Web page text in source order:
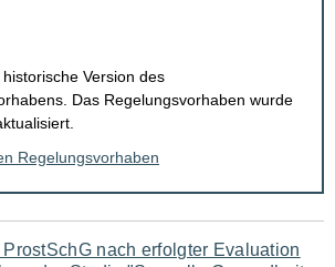
Version des
Das Regelungsvorhaben wurde
Regelungsvorhaben
nach erfolgter Evaluation